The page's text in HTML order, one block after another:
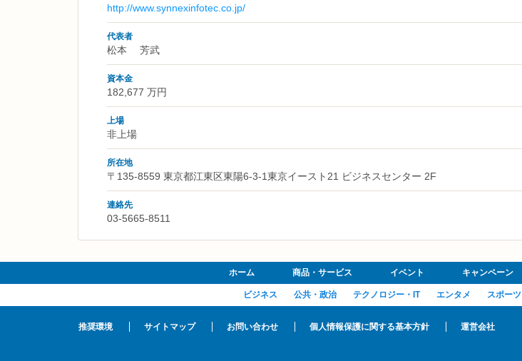
http://www.synnexinfotec.co.jp/
代表者
松本 芳武
資本金
182,677 万円
上場
非上場
所在地
〒135-8559 東京都江東区東陽6-3-1東京イースト21 ビジネスセンター 2F
連絡先
03-5665-8511
ホーム 商品・サービス イベント キャンペーン
ビジネス 公共・政治 テクノロジー・IT エンタメ スポーツ
推奨環境 サイトマップ お問い合わせ 個人情報保護に関する基本方針 運営会社